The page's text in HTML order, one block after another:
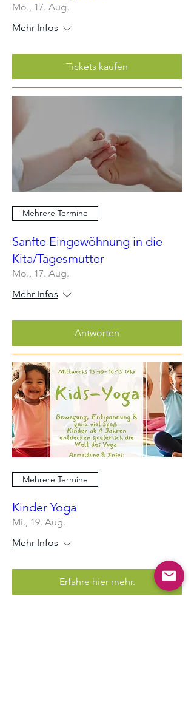
Mo., 17. Aug.
Mehr Infos
Tickets kaufen
Mehrere Termine
Sanfte Eingewöhnung in die
Kita/Tagesmutter
Mo., 17. Aug.
Mehr Infos
Antworten
Mehrere Termine
Kinder Yoga
Mi., 19. Aug.
Mehr Infos
Erfahre hier mehr.